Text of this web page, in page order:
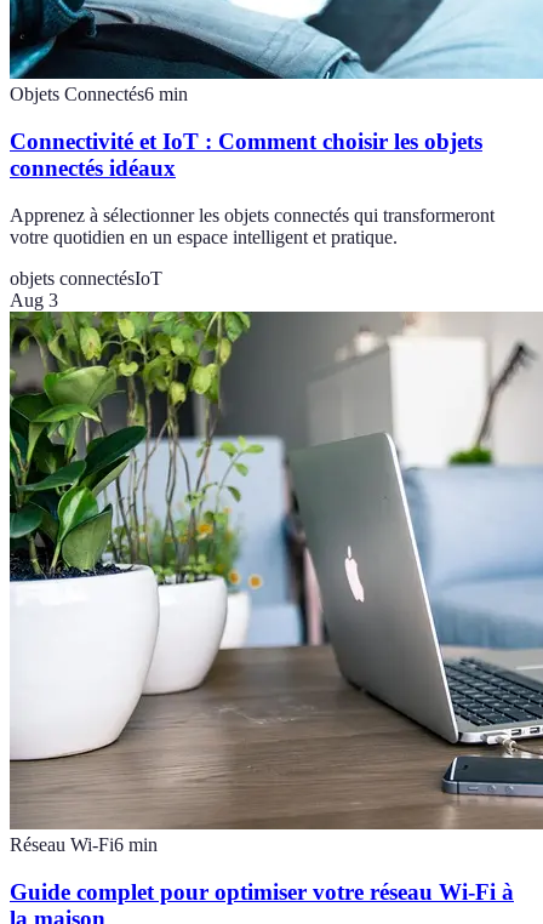
Objets Connectés6 min
Connectivité et IoT : Comment choisir les objets
connectés idéaux
Apprenez à sélectionner les objets connectés qui transformeront
votre quotidien en un espace intelligent et pratique.
objets connectésIoT
Aug 3
Réseau Wi-Fi6 min
Guide complet pour optimiser votre réseau Wi-Fi à
la maison